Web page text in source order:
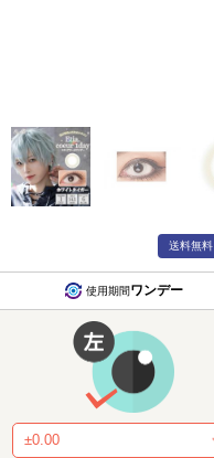
送料無料
使用期間ワンデー